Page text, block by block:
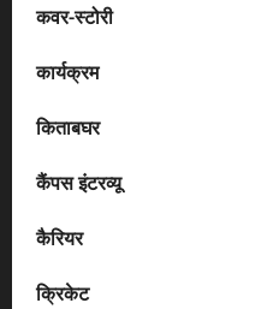
कवर-स्टोरी
कार्यक्रम
किताबघर
कैंपस इंटरव्यू
कैरियर
क्रिकेट